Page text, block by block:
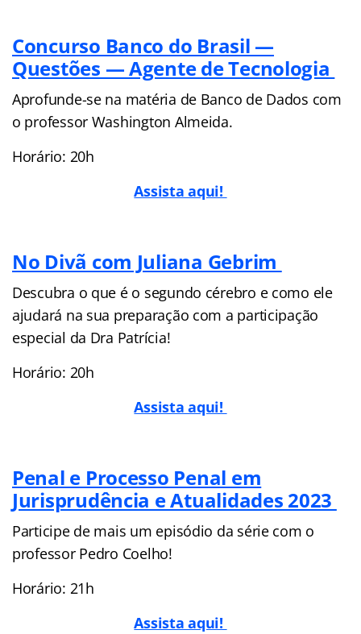
Concurso Banco do Brasil —
Questões — Agente de Tecnologia
Aprofunde-se na matéria de Banco de Dados com
o professor Washington Almeida.
Horário: 20h
Assista aqui!
No Divã com Juliana Gebrim
Descubra o que é o segundo cérebro e como ele
ajudará na sua preparação com a participação
especial da Dra Patrícia!
Horário: 20h
Assista aqui!
Penal e Processo Penal em
Jurisprudência e Atualidades 2023
Participe de mais um episódio da série com o
professor Pedro Coelho!
Horário: 21h
Assista aqui!